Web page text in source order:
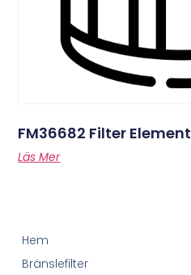
FM36682 Filter Element
Läs Mer
Hem
Bränslefilter